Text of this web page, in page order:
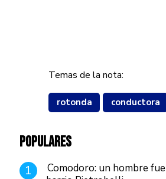
Temas de la nota:
rotonda conductora
POPULARES
1
Comodoro: un hombre